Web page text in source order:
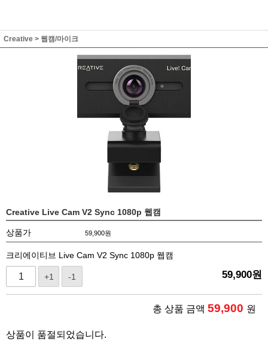
Creative > 웹캠/마이크
Creative Live Cam V2 Sync 1080p 웹캠
상품가 59,900원
크리에이티브 Live Cam V2 Sync 1080p 웹캠
+1 -1 59,900원
총 상품 금액 59,900 원
상품이 품절되었습니다.